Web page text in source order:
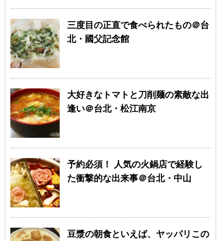
三度目の正直で食べられたもの＠台
北・國父記念館
大好きなトマトと刀削麺の素敵な出
逢い＠台北・松江南京
予約必須！ 人気の火鍋店で経験し
た衝撃的な出来事＠台北・中山
豆漿の朝食といえば、ヤッパリこの